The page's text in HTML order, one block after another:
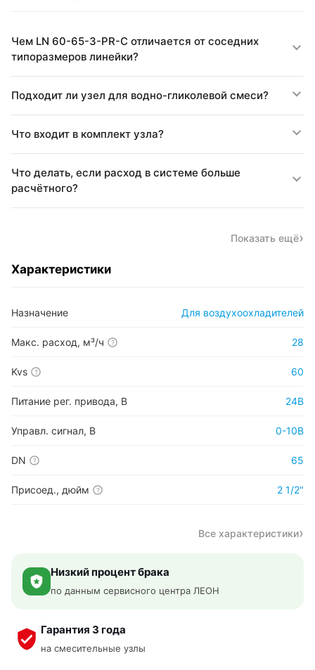
Чем LN 60-65-3-PR-C отличается от соседних
типоразмеров линейки?
Подходит ли узел для водно-гликолевой смеси?
Что входит в комплект узла?
Что делать, если расход в системе больше
расчётного?
Показать ещё
Характеристики
Назначение Для воздухоохладителей
Макс. расход, м³/ч ? 28
Kvs ? 60
Питание рег. привода, В 24В
Управл. сигнал, В 0-10В
DN ? 65
Присоед., дюйм ? 2 1/2"
Все характеристики
Низкий процент брака
по данным сервисного центра ЛЕОН
Гарантия 3 года
на смесительные узлы